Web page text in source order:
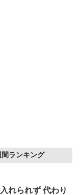
間ランキング
れられず 代わり